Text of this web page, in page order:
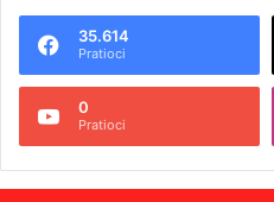
35.614
Pratioci
0
Pratioci